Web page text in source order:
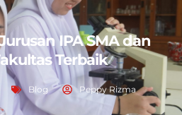
IPA SMA dan
Terbaik
Blog Peppy Rizma